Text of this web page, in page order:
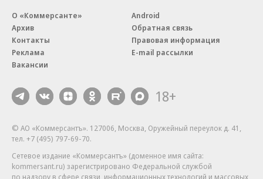
О «Коммерсанте»
Архив
Контакты
Реклама
Вакансии
Android
Обратная связь
Правовая информация
E-mail рассылки
18+
© АО «Коммерсантъ». 127006, Москва, Оружейный переулок д. 41,
тел. +7 (495) 797-69-70.
Сетевое издание «Коммерсантъ» (доменное имя сайта:
kommersant.ru) зарегистрировано Федеральной службой
по надзору в сфере связи, информационных технологий и массовых